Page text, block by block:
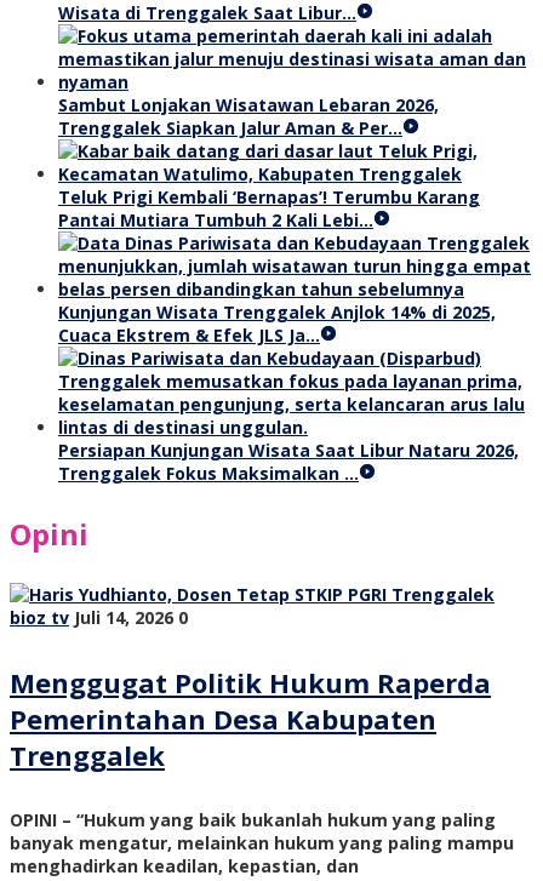
Wisata di Trenggalek Saat Libur…
Sambut Lonjakan Wisatawan Lebaran 2026,
Trenggalek Siapkan Jalur Aman & Per…
Teluk Prigi Kembali ‘Bernapas’! Terumbu Karang
Pantai Mutiara Tumbuh 2 Kali Lebi…
Kunjungan Wisata Trenggalek Anjlok 14% di 2025,
Cuaca Ekstrem & Efek JLS Ja…
Persiapan Kunjungan Wisata Saat Libur Nataru 2026,
Trenggalek Fokus Maksimalkan …
Opini
bioz tv Juli 14, 2026 0
Menggugat Politik Hukum Raperda
Pemerintahan Desa Kabupaten
Trenggalek
OPINI – “Hukum yang baik bukanlah hukum yang paling
banyak mengatur, melainkan hukum yang paling mampu
menghadirkan keadilan, kepastian, dan